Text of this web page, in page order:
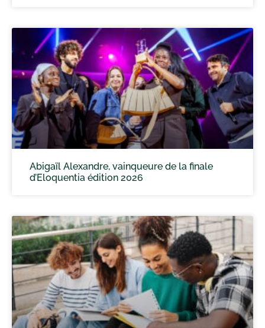
Abigaïl Alexandre, vainqueure de la finale
d’Eloquentia édition 2026